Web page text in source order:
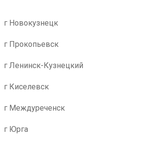
г Новокузнецк
г Прокопьевск
г Ленинск-Кузнецкий
г Киселевск
г Междуреченск
г Юрга